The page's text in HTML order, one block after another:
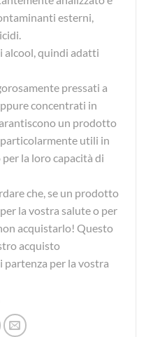
esterni,
alcool, quindi adatti
pressati a
concentrati in
un prodotto
utili in
la loro capacità di
che, se un prodotto
la vostra salute o per
acquistarlo! Questo
acquisto
partenza per la vostra